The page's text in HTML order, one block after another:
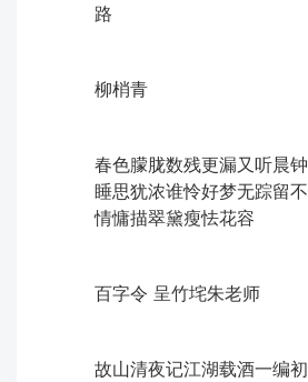
路
柳梢青
春色朦胧数残更漏又听晨
睡思犹浓ㅤ谁怜好梦无踪留
情慵描翠黛瘦怯花容
百字令 呈竹垞朱老师
故山清夜记江湖载酒一编